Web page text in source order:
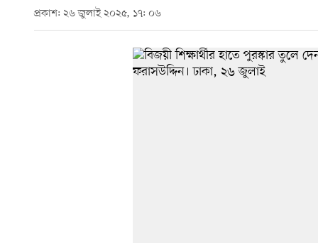
প্রকাশ: ২৬ জুলাই ২০২৫, ১৭: ০৬